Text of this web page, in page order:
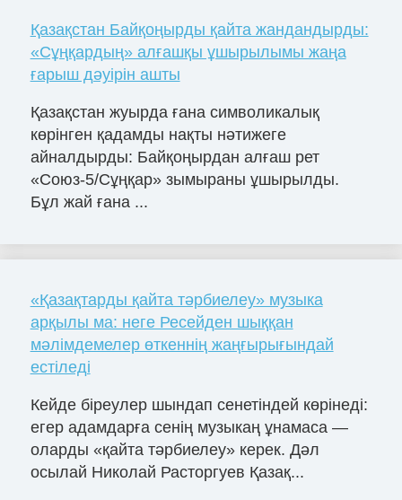
Қазақстан Байқоңырды қайта жандандырды:
«Сұңқардың» алғашқы ұшырылымы жаңа
ғарыш дәуірін ашты
Қазақстан жуырда ғана символикалық
көрінген қадамды нақты нәтижеге
айналдырды: Байқоңырдан алғаш рет
«Союз-5/Сұңқар» зымыраны ұшырылды.
Бұл жай ғана ...
«Қазақтарды қайта тәрбиелеу» музыка
арқылы ма: неге Ресейден шыққан
мәлімдемелер өткеннің жаңғырығындай
естіледі
Кейде біреулер шындап сенетіндей көрінеді:
егер адамдарға сенің музыкаң ұнамаса —
оларды «қайта тәрбиелеу» керек. Дәл
осылай Николай Расторгуев Қазақ...